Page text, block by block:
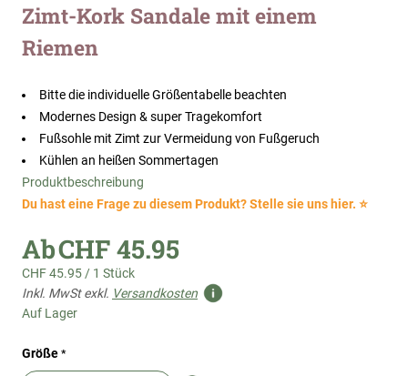
Zum
Anfang
der
Zimt-Kork Sandale mit einem
Riemen
Bitte die individuelle Größentabelle beachten
Modernes Design & super Tragekomfort
Fußsohle mit Zimt zur Vermeidung von Fußgeruch
Kühlen an heißen Sommertagen
Produktbeschreibung
Du hast eine Frage zu diesem Produkt? Stelle sie uns hier. ⭐
AbCHF 45.95
CHF 45.95 / 1 Stück
Inkl. MwSt exkl. Versandkosten
Auf Lager
Größe